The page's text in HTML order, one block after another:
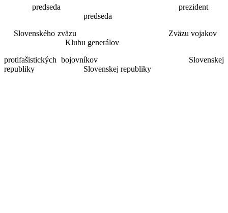
predseda prezident
predseda
Slovenského zväzu Zväzu vojakov
Klubu generálov
protifašistických bojovníkov Slovenskej
republiky Slovenskej republiky